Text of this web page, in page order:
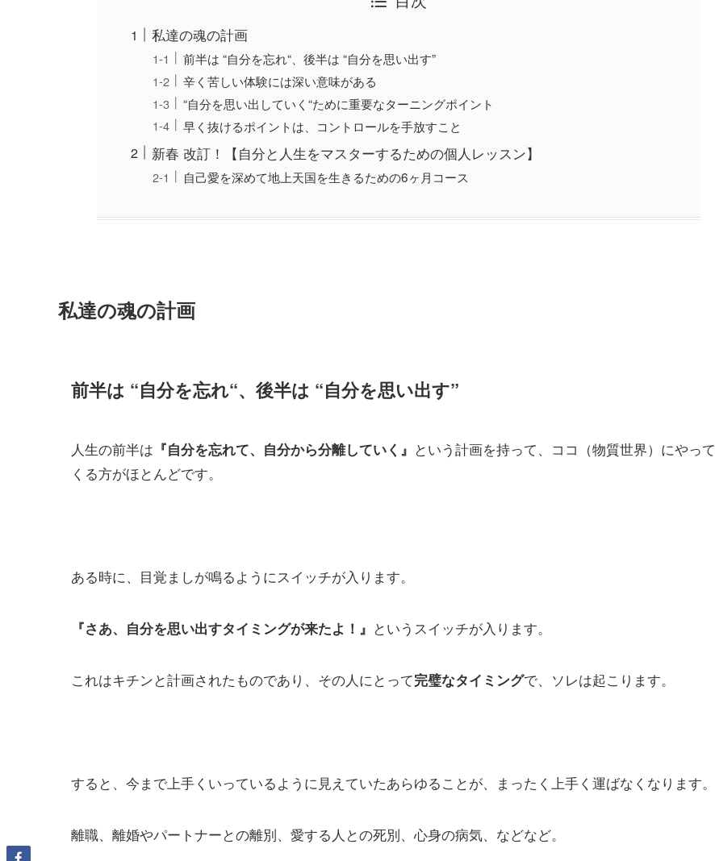
私達の魂の計画
前半は “自分を忘れ“、後半は “自分を思い出す”
辛く苦しい体験には深い意味がある
“自分を思い出していく“ために重要なターニングポイント
早く抜けるポイントは、コントロールを手放すこと
新春 改訂！【自分と人生をマスターするための個人レッスン】
自己愛を深めて地上天国を生きるための6ヶ月コース
私達の魂の計画
前半は “自分を忘れ“、後半は “自分を思い出す”
人生の前半は 『自分を忘れて、自分から分離していく』 という計画を持って、ココ（物質世界）にやって
くる方がほとんどです。
ある時に、目覚ましが鳴るようにスイッチが入ります。
『さあ、自分を思い出すタイミングが来たよ！』 というスイッチが入ります。
これはキチンと計画されたものであり、その人にとって完璧なタイミングで、ソレは起こります。
すると、今まで上手くいっているように見えていたあらゆることが、まったく上手く運ばなくなります。
離職、離婚やパートナーとの離別、愛する人との死別、心身の病気、などなど。